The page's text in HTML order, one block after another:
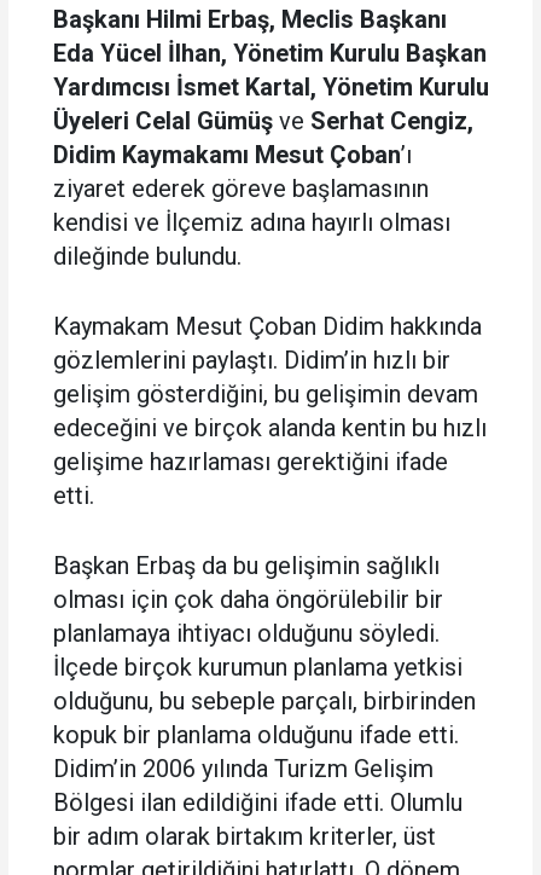
Başkanı Hilmi Erbaş, Meclis Başkanı
Eda Yücel İlhan, Yönetim Kurulu Başkan
Yardımcısı İsmet Kartal, Yönetim Kurulu
Üyeleri Celal Gümüş ve Serhat Cengiz,
Didim Kaymakamı Mesut Çoban’ı
ziyaret ederek göreve başlamasının
kendisi ve İlçemiz adına hayırlı olması
dileğinde bulundu.
Kaymakam Mesut Çoban Didim hakkında
gözlemlerini paylaştı. Didim’in hızlı bir
gelişim gösterdiğini, bu gelişimin devam
edeceğini ve birçok alanda kentin bu hızlı
gelişime hazırlaması gerektiğini ifade
etti.
Başkan Erbaş da bu gelişimin sağlıklı
olması için çok daha öngörülebilir bir
planlamaya ihtiyacı olduğunu söyledi.
İlçede birçok kurumun planlama yetkisi
olduğunu, bu sebeple parçalı, birbirinden
kopuk bir planlama olduğunu ifade etti.
Didim’in 2006 yılında Turizm Gelişim
Bölgesi ilan edildiğini ifade etti. Olumlu
bir adım olarak birtakım kriterler, üst